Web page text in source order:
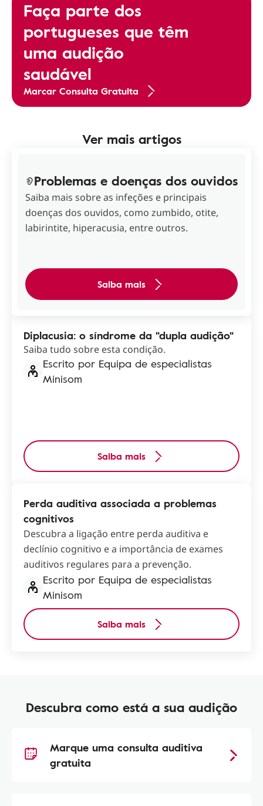
Faça parte dos
portugueses que têm
uma audição
saudável
Marcar Consulta Gratuita
Ver mais artigos
Problemas e doenças dos ouvidos
Saiba mais sobre as infeções e principais
doenças dos ouvidos, como zumbido, otite,
labirintite, hiperacusia, entre outros.
Saiba mais
Diplacusia: o síndrome da "dupla audição"
Saiba tudo sobre esta condição.
Escrito por Equipa de especialistas
Minisom
Saiba mais
Perda auditiva associada a problemas
cognitivos
Descubra a ligação entre perda auditiva e
declínio cognitivo e a importância de exames
auditivos regulares para a prevenção.
Escrito por Equipa de especialistas
Minisom
Saiba mais
Descubra como está a sua audição
Marque uma consulta auditiva
gratuita